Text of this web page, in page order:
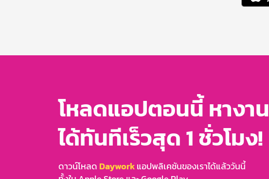
โหลดแอปตอนนี้ หางาน
ได้ทันทีเร็วสุด 1 ชั่วโมง!
ดาวน์โหลด Dayworkแอปพลิเคชันของเราได้แล้ววันนี้